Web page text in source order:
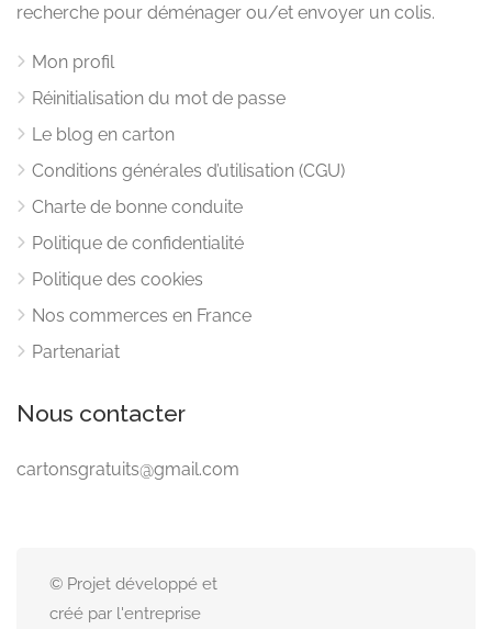
recherche pour déménager ou/et envoyer un colis.
Mon profil
Réinitialisation du mot de passe
Le blog en carton
Conditions générales d’utilisation (CGU)
Charte de bonne conduite
Politique de confidentialité
Politique des cookies
Nos commerces en France
Partenariat
Nous contacter
cartonsgratuits@gmail.com
© Projet développé et
créé par l'entreprise